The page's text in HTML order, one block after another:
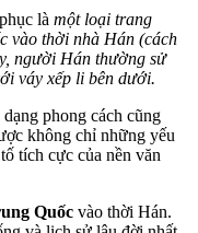
là một loại trang
vào thời nhà Hán (cách
người Hán thường sử
váy xếp li bên dưới.
phong cách cũng
không chỉ những yếu
tích cực của nền văn
Quốc vào thời Hán.